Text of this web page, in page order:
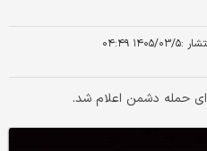
:۱۴۰۵/۰۳/۵ ۰۴:۴۹
حمله دشمن اعلام شد.